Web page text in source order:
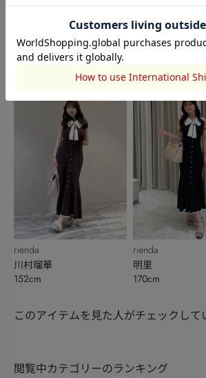
AZUL BY MOUSSY
momone
rienda
川村瑠華
152cm
rienda
153cm
rienda
明里
170cm
このアイテムを見た人がチェックして
閲覧中カテゴリーのランキング